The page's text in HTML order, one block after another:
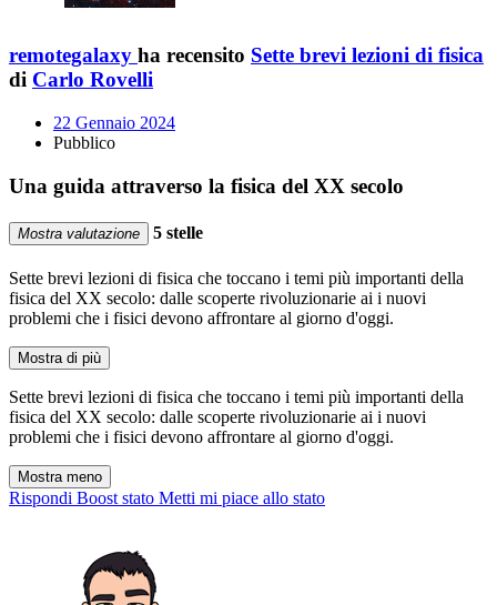
remotegalaxy ha recensito Sette brevi lezioni di fisica
di Carlo Rovelli
22 Gennaio 2024
Pubblico
Una guida attraverso la fisica del XX secolo
Mostra valutazione 5 stelle
Sette brevi lezioni di fisica che toccano i temi più importanti della
fisica del XX secolo: dalle scoperte rivoluzionarie ai i nuovi
problemi che i fisici devono affrontare al giorno d'oggi.
Mostra di più
Sette brevi lezioni di fisica che toccano i temi più importanti della
fisica del XX secolo: dalle scoperte rivoluzionarie ai i nuovi
problemi che i fisici devono affrontare al giorno d'oggi.
Mostra meno
Rispondi Boost stato Metti mi piace allo stato